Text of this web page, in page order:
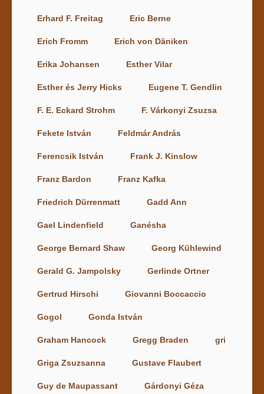
Erhard F. Freitag Eric Berne
Erich Fromm Erich von Däniken
Erika Johansen Esther Vilar
Esther és Jerry Hicks Eugene T. Gendlin
F. E. Eckard Strohm F. Várkonyi Zsuzsa
Fekete István Feldmár András
Ferencsik István Frank J. Kinslow
Franz Bardon Franz Kafka
Friedrich Dürrenmatt Gadd Ann
Gael Lindenfield Ganésha
George Bernard Shaw Georg Kühlewind
Gerald G. Jampolsky Gerlinde Ortner
Gertrud Hirschi Giovanni Boccaccio
Gogol Gonda István
Graham Hancock Gregg Braden gri
Griga Zsuzsanna Gustave Flaubert
Guy de Maupassant Gárdonyi Géza